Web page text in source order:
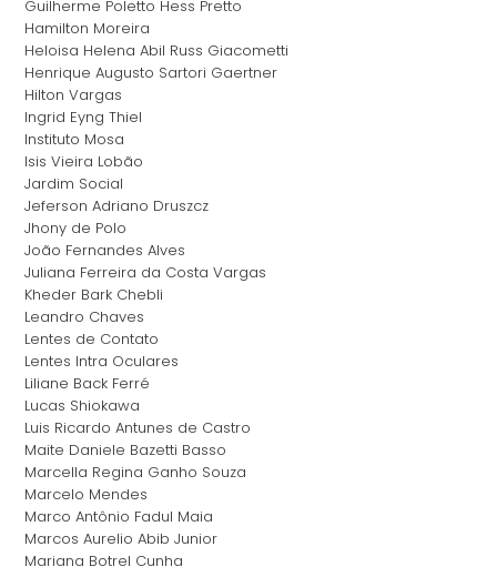
Guilherme Poletto Hess Pretto
Hamilton Moreira
Heloisa Helena Abil Russ Giacometti
Henrique Augusto Sartori Gaertner
Hilton Vargas
Ingrid Eyng Thiel
Instituto Mosa
Isis Vieira Lobão
Jardim Social
Jeferson Adriano Druszcz
Jhony de Polo
João Fernandes Alves
Juliana Ferreira da Costa Vargas
Kheder Bark Chebli
Leandro Chaves
Lentes de Contato
Lentes Intra Oculares
Liliane Back Ferré
Lucas Shiokawa
Luis Ricardo Antunes de Castro
Maite Daniele Bazetti Basso
Marcella Regina Ganho Souza
Marcelo Mendes
Marco Antônio Fadul Maia
Marcos Aurelio Abib Junior
Mariana Botrel Cunha